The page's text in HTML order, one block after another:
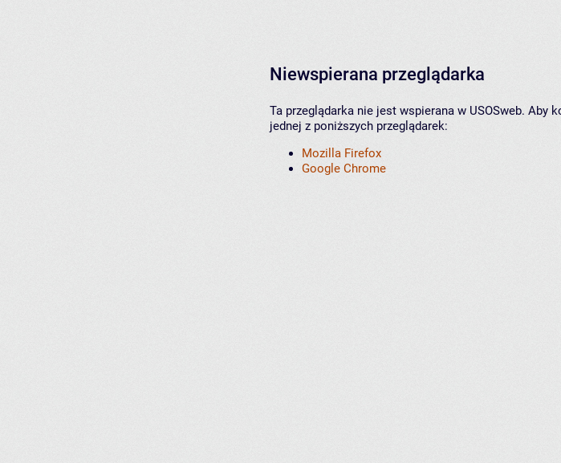
Niewspierana przeglądarka
Ta przeglądarka nie jest wspierana w USOSweb. Aby
jednej z poniższych przeglądarek:
Mozilla Firefox
Google Chrome